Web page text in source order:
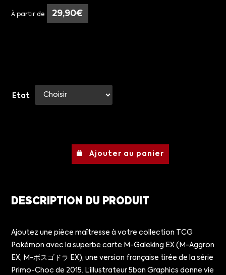
À partir de 29,90€
Etat
Ajouter au panier
DESCRIPTION DU PRODUIT
Ajoutez une pièce maîtresse à votre collection TCG
Pokémon avec la superbe carte M-Galeking EX (M-Aggron
EX, M-ボスゴドラ EX), une version française tirée de la série
Primo-Choc de 2015. L’illustrateur 5ban Graphics donne vie